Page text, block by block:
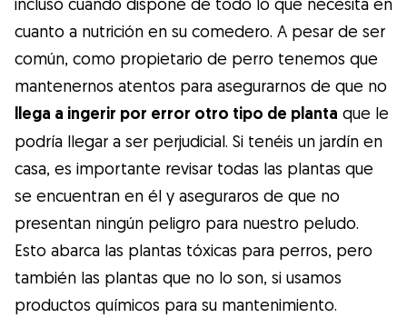
cuanto a nutrición en su comedero. A pesar de ser
común, como propietario de perro tenemos que
mantenernos atentos para asegurarnos de que no
llega a ingerir por error otro tipo de planta que le
podría llegar a ser perjudicial. Si tenéis un jardín en
casa, es importante revisar todas las plantas que
se encuentran en él y aseguraros de que no
presentan ningún peligro para nuestro peludo.
Esto abarca las plantas tóxicas para perros, pero
también las plantas que no lo son, si usamos
productos químicos para su mantenimiento.